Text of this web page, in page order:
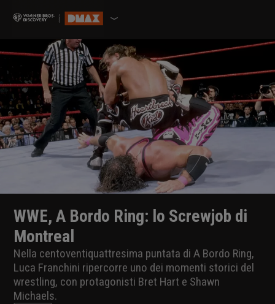
WWE, A Bordo Ring: lo Screwjob di
Montreal
Nella centoventiquattresima puntata di A Bordo Ring,
Luca Franchini ripercorre uno dei momenti storici del
wrestling, con protagonisti Bret Hart e Shawn
Michaels.